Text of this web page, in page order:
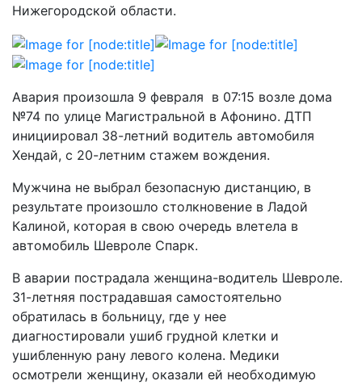
Нижегородской области.
Авария произошла 9 февраля в 07:15 возле дома
№74 по улице Магистральной в Афонино. ДТП
инициировал 38-летний водитель автомобиля
Хендай, с 20-летним стажем вождения.
Мужчина не выбрал безопасную дистанцию, в
результате произошло столкновение в Ладой
Калиной, которая в свою очередь влетела в
автомобиль Шевроле Спарк.
В аварии пострадала женщина-водитель Шевроле.
31-летняя пострадавшая самостоятельно
обратилась в больницу, где у нее
диагностировали ушиб грудной клетки и
ушибленную рану левого колена. Медики
осмотрели женщину, оказали ей необходимую